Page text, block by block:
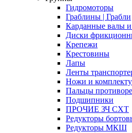
Гидромоторы
Граблины | Грабли
Карданные валы
Диски
Крепежи
Крестовины
Лапы
Ленты
Ножи и
Пальцы
Подшипники
ПРОЧИЕ ЗЧ СХТ
Редукторы
Редукторы МКШ